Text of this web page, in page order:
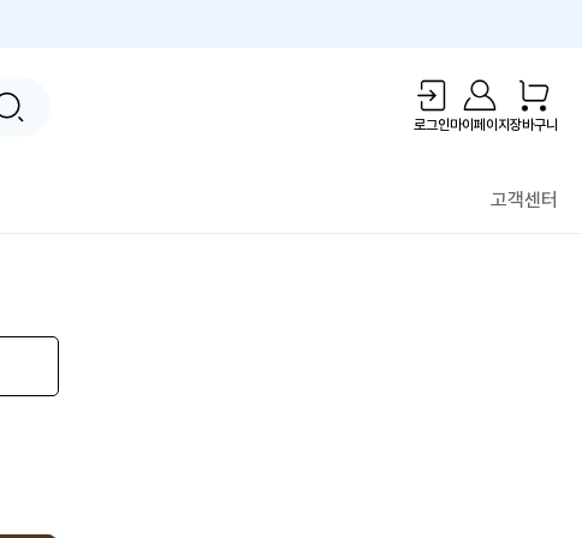
로그인마이페이지장바구니
고객센터